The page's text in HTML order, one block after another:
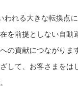
われる大きな転換点
を前提としない自動
の貢献につながりま
して、お客さまをは